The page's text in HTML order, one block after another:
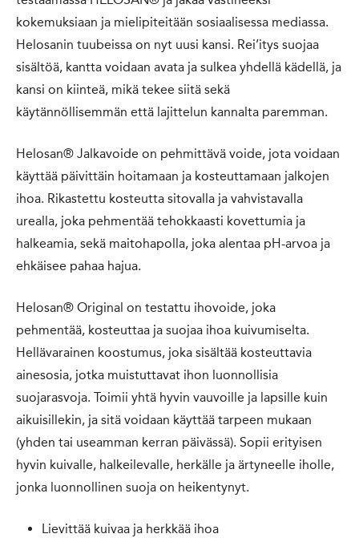
kokemuksiaan ja mielipiteitään sosiaalisessa mediassa.
Helosanin tuubeissa on nyt uusi kansi. Rei’itys suojaa
sisältöä, kantta voidaan avata ja sulkea yhdellä kädellä, ja
kansi on kiinteä, mikä tekee siitä sekä
käytännöllisemmän että lajittelun kannalta paremman.
Helosan® Jalkavoide on pehmittävä voide, jota voidaan
käyttää päivittäin hoitamaan ja kosteuttamaan jalkojen
ihoa. Rikastettu kosteutta sitovalla ja vahvistavalla
urealla, joka pehmentää tehokkaasti kovettumia ja
halkeamia, sekä maitohapolla, joka alentaa pH-arvoa ja
ehkäisee pahaa hajua.
Helosan® Original on testattu ihovoide, joka
pehmentää, kosteuttaa ja suojaa ihoa kuivumiselta.
Hellävarainen koostumus, joka sisältää kosteuttavia
ainesosia, jotka muistuttavat ihon luonnollisia
suojarasvoja. Toimii yhtä hyvin vauvoille ja lapsille kuin
aikuisillekin, ja sitä voidaan käyttää tarpeen mukaan
(yhden tai useamman kerran päivässä). Sopii erityisen
hyvin kuivalle, halkeilevalle, herkälle ja ärtyneelle iholle,
jonka luonnollinen suoja on heikentynyt.
Lievittää kuivaa ja herkkää ihoa